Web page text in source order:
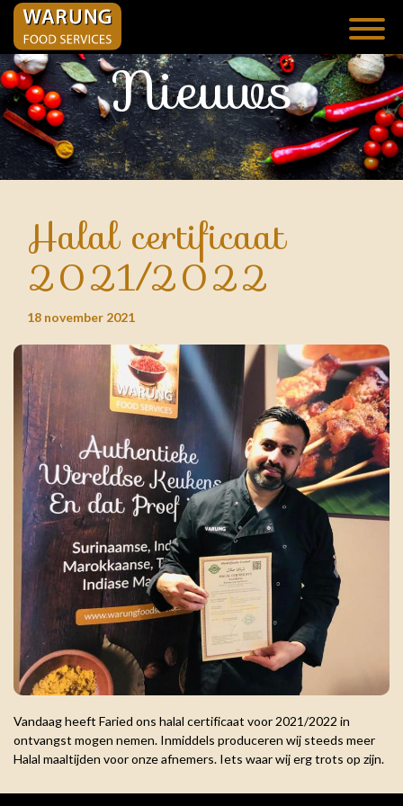
Nieuws
Halal certificaat
2021/2022
18 november 2021
Vandaag heeft Faried ons halal certificaat voor 2021/2022 in
ontvangst mogen nemen. Inmiddels produceren wij steeds meer
Halal maaltijden voor onze afnemers. Iets waar wij erg trots op zijn.